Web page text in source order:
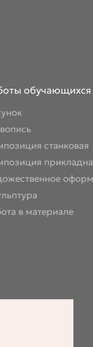
обучающихся
станковая
в материале